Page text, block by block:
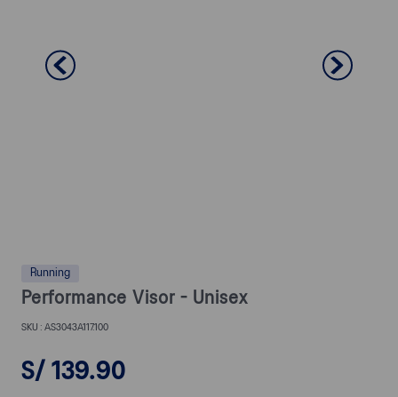
Running
Performance Visor - Unisex
AS3043A117.100
S/ 139.90